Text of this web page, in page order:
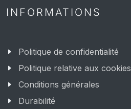
INFORMATIONS
Politique de confidentialité
Politique relative aux cookies
Conditions générales
Durabilité